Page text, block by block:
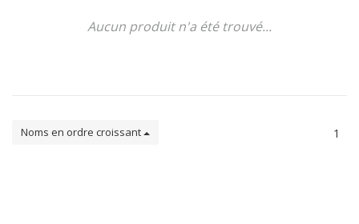
Aucun produit n'a été trouvé...
Noms en ordre croissant 1